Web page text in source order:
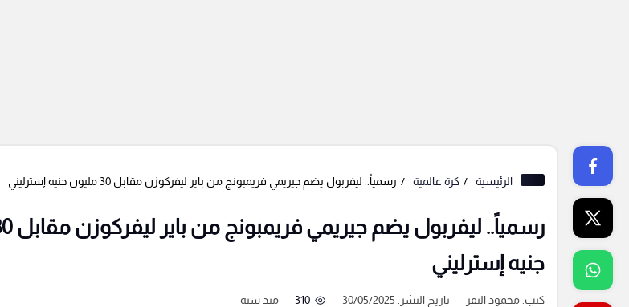
الرئيسية كرة عالمية رسمياً.. ليفربول يضم جيريمي فريمبونج من باير ليفركوزن مقابل 30 مليون جنيه إسترليني
جنيه إسترليني
كتب:محمود النقر تاريخ النشر: 30/05/2025 310 منذ سنة